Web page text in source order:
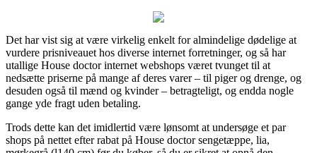
Det har vist sig at være virkelig enkelt for almindelige dødelige at
vurdere prisniveauet hos diverse internet forretninger, og så har
utallige House doctor internet webshops været tvunget til at
nedsætte priserne på mange af deres varer – til piger og drenge, og
desuden også til mænd og kvinder – betragteligt, og endda nogle
gange yde fragt uden betaling.
Trods dette kan det imidlertid være lønsomt at undersøge et par
shops på nettet efter rabat på House doctor sengetæppe, lia,